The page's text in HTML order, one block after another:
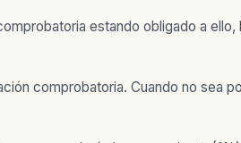
estando obligado a ello,
comprobatoria. Cuando no sea